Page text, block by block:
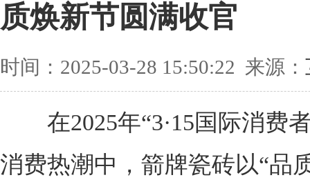
质焕新节圆满收官
时间：2025-03-28 15:50:22 来源：
在2025年“3·15国际消费
消费热潮中，箭牌瓷砖以“品